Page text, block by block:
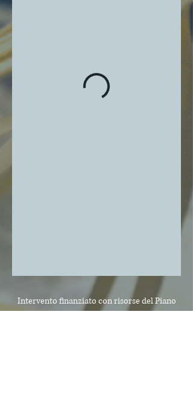
Intervento finanziato con risorse del Piano